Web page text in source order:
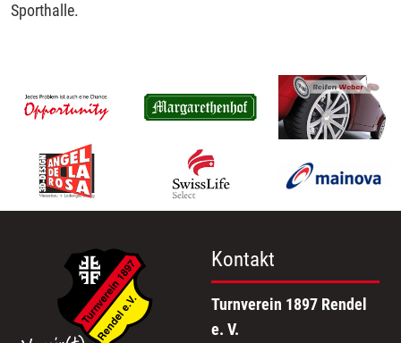
Sporthalle.
Kontakt
Turnverein 1897 Rendel
e. V.